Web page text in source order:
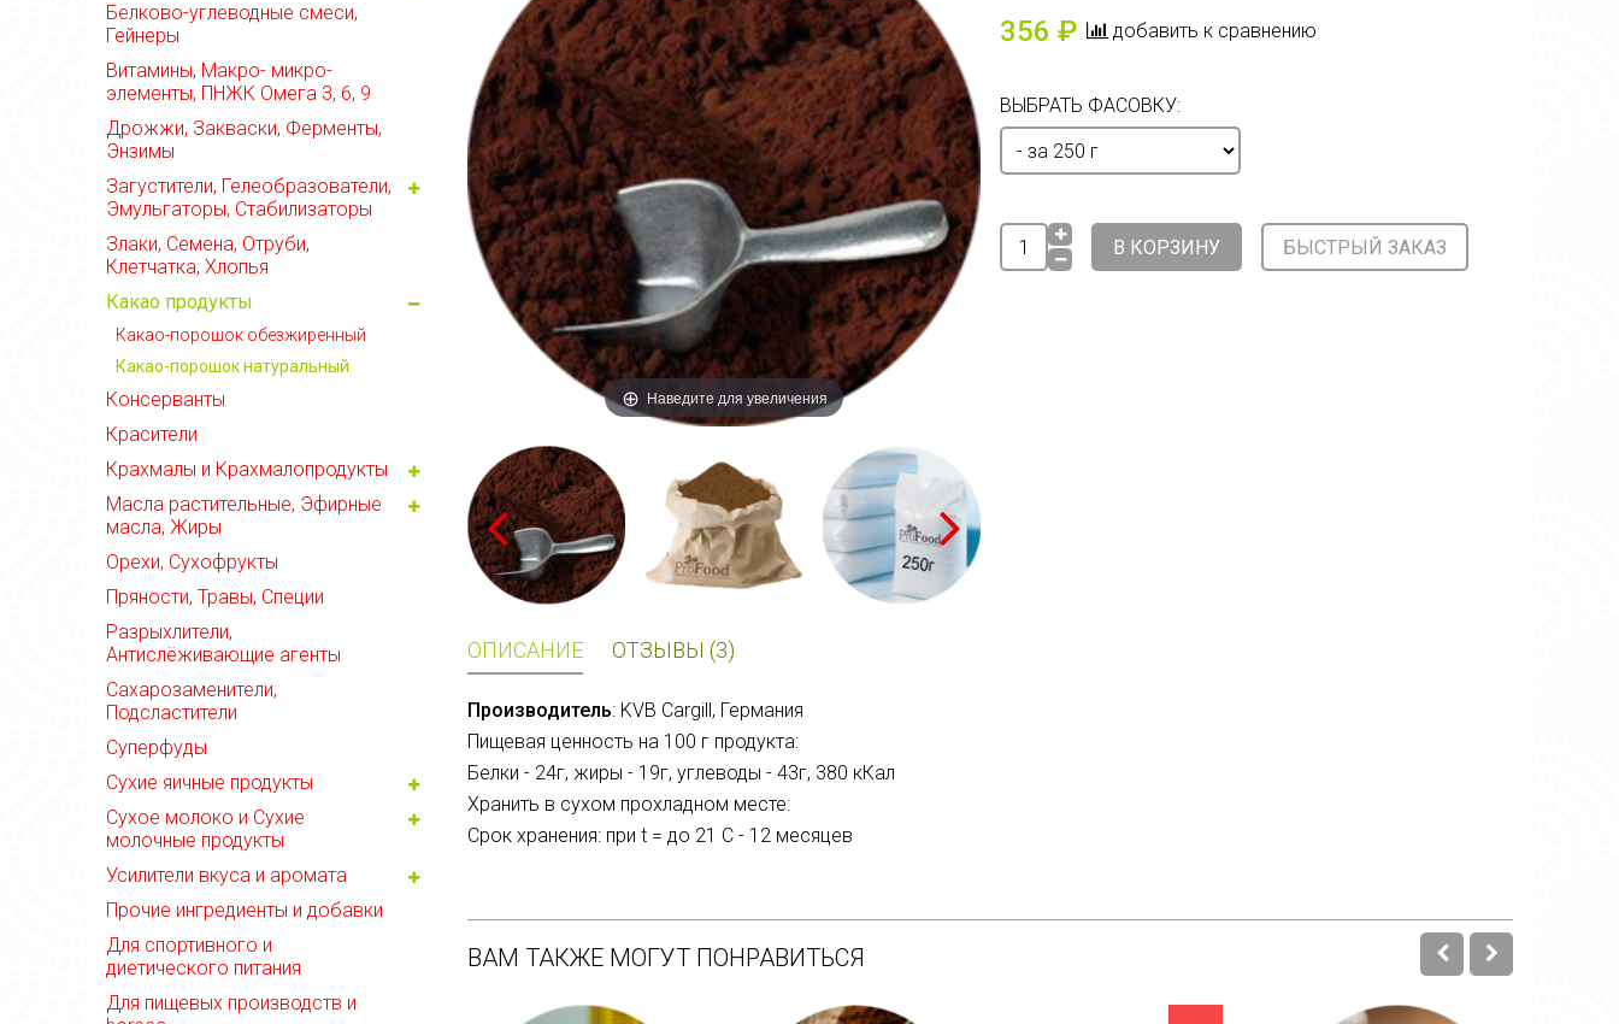
Белково-углеводные смеси,
Гейнеры
Витамины, Макро- микро-
элементы, ПНЖК Омега 3, 6, 9
Дрожжи, Закваски, Ферменты,
Энзимы
Загустители, Гелеобразователи,
Эмульгаторы, Стабилизаторы
Злаки, Семена, Отруби,
Клетчатка, Хлопья
Какао продукты
Какао-порошок обезжиренный
Какао-порошок натуральный
Консерванты
Красители
Крахмалы и Крахмалопродукты
Масла растительные, Эфирные
масла, Жиры
Орехи, Сухофрукты
Пряности, Травы, Специи
Разрыхлители,
Антислёживающие агенты
Сахарозаменители,
Подсластители
Суперфуды
Сухие яичные продукты
Сухое молоко и Сухие
молочные продукты
Усилители вкуса и аромата
Прочие ингредиенты и добавки
Для спортивного и
диетического питания
Для пищевых производств и
Наведите для увеличения
356 ₽ добавить к сравнению
ВЫБРАТЬ ФАСОВКУ:
В КОРЗИНУ БЫСТРЫЙ ЗАКАЗ
ОПИСАНИЕ ОТЗЫВЫ (3)
Производитель: KVB Cargill, Германия
Пищевая ценность на 100 г продукта:
Белки - 24г, жиры - 19г, углеводы - 43г, 380 кКал
Хранить в сухом прохладном месте:
Срок хранения: при t = до 21 C - 12 месяцев
ВАМ ТАКЖЕ МОГУТ ПОНРАВИТЬСЯ